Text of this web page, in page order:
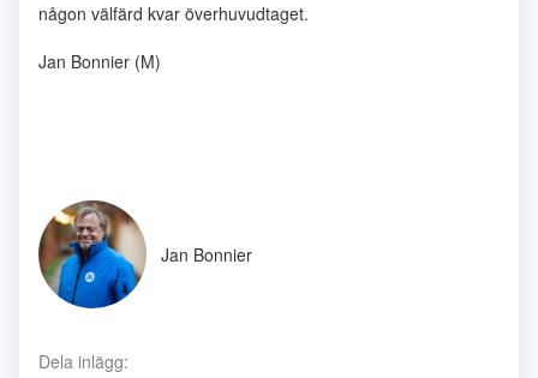
någon välfärd kvar överhuvudtaget.
Jan Bonnier (M)
Jan Bonnier
Dela inlägg: